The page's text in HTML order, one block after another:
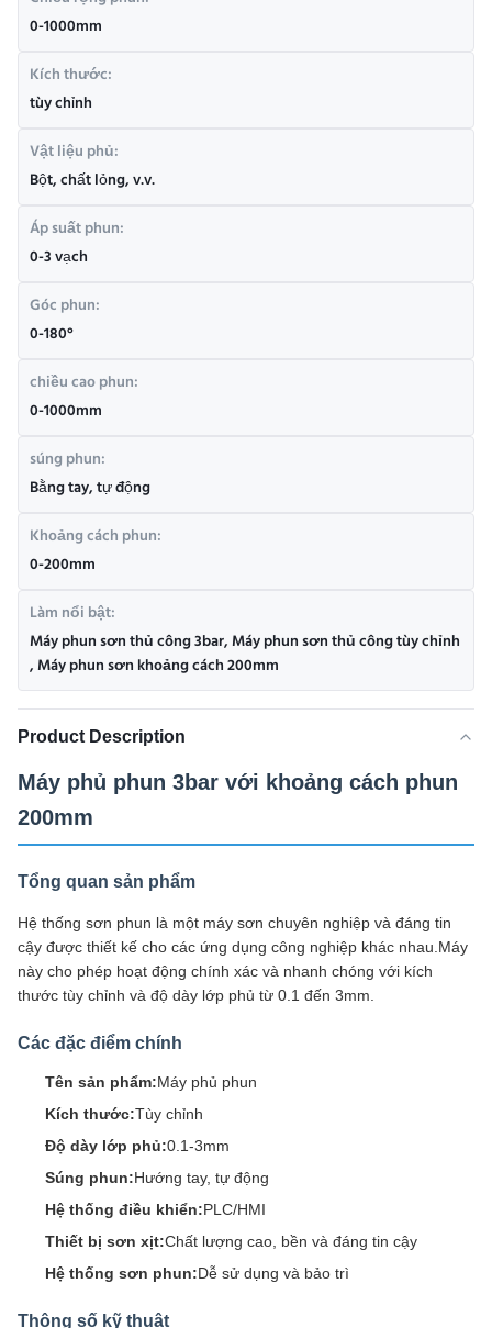
0-1000mm
Kích thước:
tùy chỉnh
Vật liệu phủ:
Bột, chất lỏng, v.v.
Áp suất phun:
0-3 vạch
Góc phun:
0-180°
chiều cao phun:
0-1000mm
súng phun:
Bằng tay, tự động
Khoảng cách phun:
0-200mm
Làm nổi bật:
Máy phun sơn thủ công 3bar,Máy phun sơn thủ công tùy chỉnh
,Máy phun sơn khoảng cách 200mm
Product Description
Máy phủ phun 3bar với khoảng cách phun
200mm
Tổng quan sản phẩm
Hệ thống sơn phun là một máy sơn chuyên nghiệp và đáng tin
cậy được thiết kế cho các ứng dụng công nghiệp khác nhau.Máy
này cho phép hoạt động chính xác và nhanh chóng với kích
thước tùy chỉnh và độ dày lớp phủ từ 0.1 đến 3mm.
Các đặc điểm chính
Tên sản phẩm:Máy phủ phun
Kích thước:Tùy chỉnh
Độ dày lớp phủ:0.1-3mm
Súng phun:Hướng tay, tự động
Hệ thống điều khiển:PLC/HMI
Thiết bị sơn xịt:Chất lượng cao, bền và đáng tin cậy
Hệ thống sơn phun:Dễ sử dụng và bảo trì
Thông số kỹ thuật